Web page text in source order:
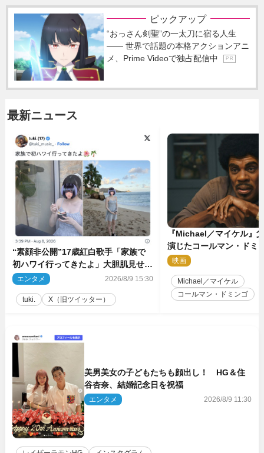
ピックアップ
“おっさん剣聖”の一太刀に宿る人生
―― 世界で話題の本格アクションアニ
メ、Prime Videoで独占配信中
P R
最新ニュース
“素顔非公開”17歳紅白歌手「家族で
初ハワイ行ってきたよ」大胆肌見せシ
ョット公開
エンタメ 2026/8/9 15:30
tuki. X（旧ツイッター）
『Michael／マイケル』
演じたコールマン・ドミ
イクに2時間半かかって
映画
Michael／マイケル
コールマン・ドミンゴ
美男美女の子どもたちも顔出し！ HG＆住
谷杏奈、結婚記念日を祝福
エンタメ 2026/8/9 11:30